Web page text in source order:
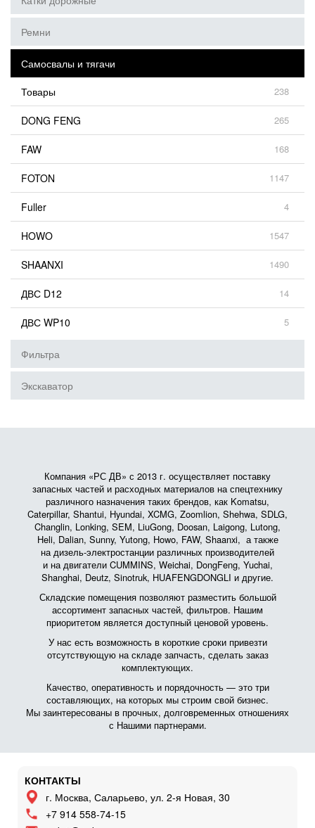
Ремни
Самосвалы и тягачи
Товары
238
DONG FENG 265
FAW 168
FOTON 1147
Fuller 4
HOWO 1547
SHAANXI 1490
ДВС D12 14
ДВС WP10 5
Фильтра
Экскаватор
Компания «РС ДВ» с 2013 г. осуществляет поставку
запасных частей и расходных материалов на спецтехнику
различного назначения таких брендов, как Komatsu,
Caterpillar, Shantui, Hyundai, XCMG, Zoomlion, Shehwa, SDLG,
Changlin, Lonking, SEM, LiuGong, Doosan, Laigong, Lutong,
Heli, Dalian, Sunny, Yutong, Howo, FAW, Shaanxi, а также
на дизель-электростанции различных производителей
и на двигатели CUMMINS, Weichai, DongFeng, Yuchai,
Shanghai, Deutz, Sinotruk, HUAFENGDONGLI и другие.
Складские помещения позволяют разместить большой
ассортимент запасных частей, фильтров. Нашим
приоритетом является доступный ценовой уровень.
У нас есть возможность в короткие сроки привезти
отсутствующую на складе запчасть, сделать заказ
комплектующих.
Качество, оперативность и порядочность — это три
составляющих, на которых мы строим свой бизнес.
Мы заинтересованы в прочных, долговременных отношениях
с Нашими партнерами.
КОНТАКТЫ
г. Москва, Саларьево, ул. 2-я Новая, 30
+7 914 558-74-15